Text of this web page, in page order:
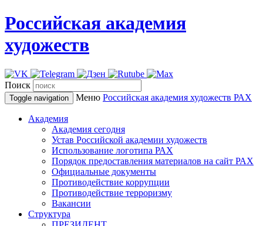
Российская академия
художеств
Поиск
Toggle navigation Меню Российская академия художеств РАХ
Академия
Академия сегодня
Устав Российской академии художеств
Использование логотипа РАХ
Порядок предоставления материалов на сайт РАХ
Официальные документы
Противодействие коррупции
Противодействие терроризму
Вакансии
Структура